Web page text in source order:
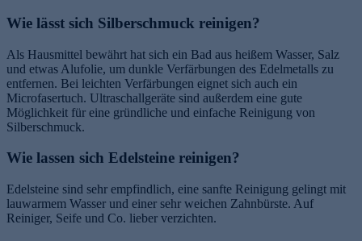
Wie lässt sich Silberschmuck reinigen?
Als Hausmittel bewährt hat sich ein Bad aus heißem Wasser, Salz
und etwas Alufolie, um dunkle Verfärbungen des Edelmetalls zu
entfernen. Bei leichten Verfärbungen eignet sich auch ein
Microfasertuch. Ultraschallgeräte sind außerdem eine gute
Möglichkeit für eine gründliche und einfache Reinigung von
Silberschmuck.
Wie lassen sich Edelsteine reinigen?
Edelsteine sind sehr empfindlich, eine sanfte Reinigung gelingt mit
lauwarmem Wasser und einer sehr weichen Zahnbürste. Auf
Reiniger, Seife und Co. lieber verzichten.